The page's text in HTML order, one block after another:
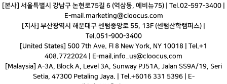
[본사] 서울특별시 강남구 논현로75길 6 (역삼동, 에비뉴75) | Tel.02-597-3400
E-mail.marketing@cloocus.com
[지사] 부산광역시 해운대구 센텀중앙로 55, 13F (센텀산학캠퍼스) |
Tel.051-900-3400
[United States] 500 7th Ave. Fl 8 New York, NY 10018 | Tel.+1
408.7722024 | E-mail.info_us@cloocus.com
[Malaysia] A-3A, Block A, Level 3A, Sunway PJ51A, Jalan SS9A/19, Seri
Setia, 47300 Petaling Jaya. | Tel.+6016 331 5396 | E-